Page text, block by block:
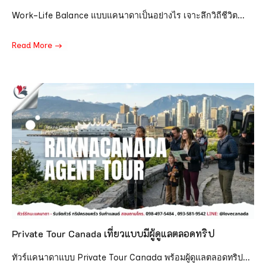
Work–Life Balance แบบแคนาดาเป็นอย่างไร เจาะลึกวิถีชีวิต...
Read More
Private Tour Canada เที่ยวแบบมีผู้ดูแลตลอดทริป
ทัวร์แคนาดาแบบ Private Tour Canada พร้อมผู้ดูแลตลอดทริป...